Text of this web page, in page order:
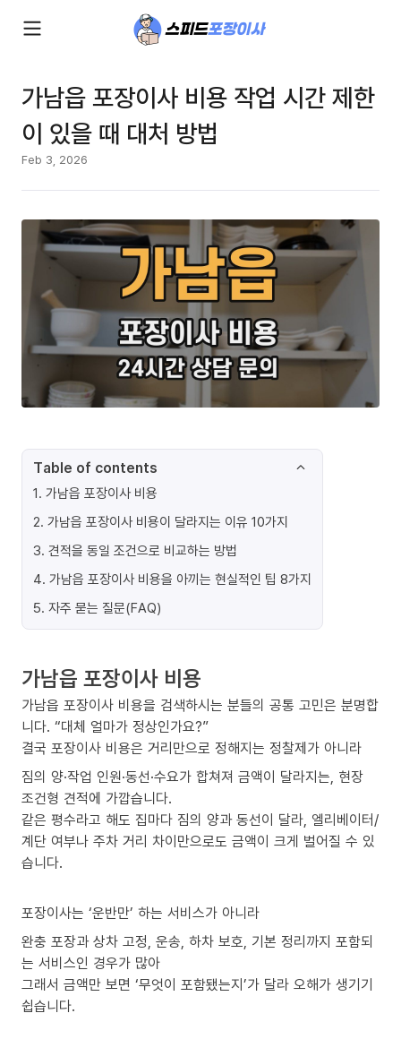
가남읍 포장이사 비용 작업 시간 제한
이 있을 때 대처 방법
Feb 3, 2026
Table of contents
1. 가남읍 포장이사 비용
2. 가남읍 포장이사 비용이 달라지는 이유 10가지
3. 견적을 동일 조건으로 비교하는 방법
4. 가남읍 포장이사 비용을 아끼는 현실적인 팁 8가지
5. 자주 묻는 질문(FAQ)
가남읍 포장이사 비용
가남읍 포장이사 비용을 검색하시는 분들의 공통 고민은 분명합
니다. “대체 얼마가 정상인가요?”
결국 포장이사 비용은 거리만으로 정해지는 정찰제가 아니라
짐의 양·작업 인원·동선·수요가 합쳐져 금액이 달라지는, 현장
조건형 견적에 가깝습니다.
같은 평수라고 해도 집마다 짐의 양과 동선이 달라, 엘리베이터/
계단 여부나 주차 거리 차이만으로도 금액이 크게 벌어질 수 있
습니다.
포장이사는 ‘운반만’ 하는 서비스가 아니라
완충 포장과 상차 고정, 운송, 하차 보호, 기본 정리까지 포함되
는 서비스인 경우가 많아
그래서 금액만 보면 ‘무엇이 포함됐는지’가 달라 오해가 생기기
쉽습니다.